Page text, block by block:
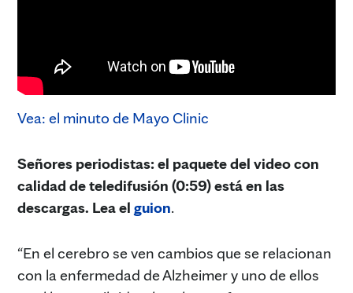
Vea: el minuto de Mayo Clinic
Señores periodistas: el paquete del video con
calidad de teledifusión (0:59) está en las
descargas. Lea el guion.
“En el cerebro se ven cambios que se relacionan
con la enfermedad de Alzheimer y uno de ellos